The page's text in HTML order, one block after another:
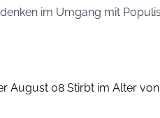
im Umgang mit
August 08 Stirbt im Alter von